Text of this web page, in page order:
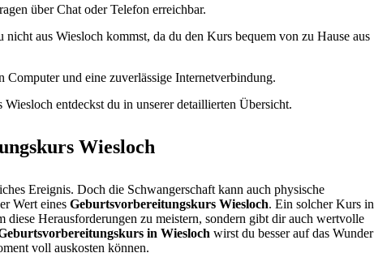
über Chat oder Telefon erreichbar.
aus Wiesloch kommst, da du den Kurs bequem von zu Hause aus
und eine zuverlässige Internetverbindung.
entdeckst du in unserer detaillierten Übersicht.
Wiesloch
Ereignis. Doch die Schwangerschaft kann auch physische
Wert eines Geburtsvorbereitungskurs Wiesloch. Ein solcher Kurs in
Herausforderungen zu meistern, sondern gibt dir auch wertvolle
in Wiesloch wirst du besser auf das Wunder
voll auskosten können.